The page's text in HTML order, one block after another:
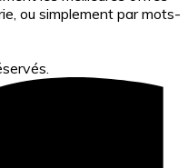
ou simplement par mots-